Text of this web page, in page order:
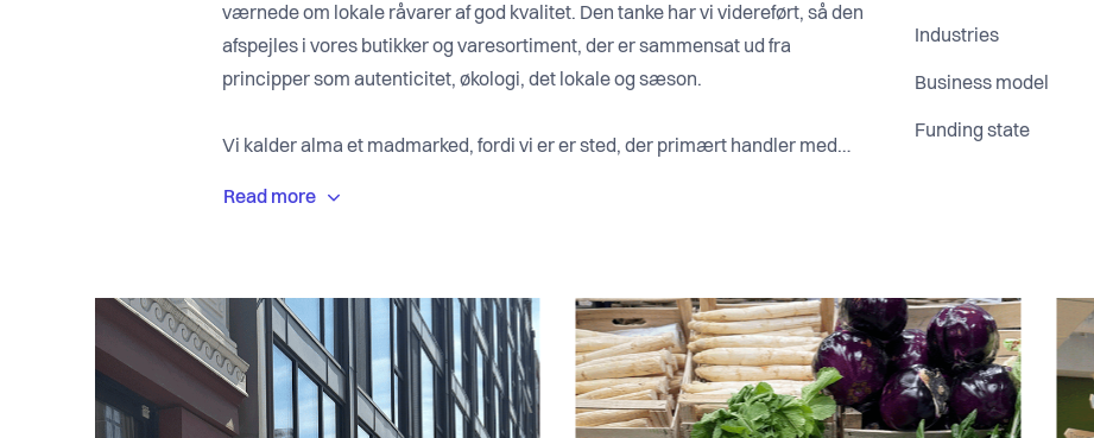
værnede om lokale råvarer af god kvalitet. Den tanke har vi videreført, så den
afspejles i vores butikker og varesortiment, der er sammensat ud fra
principper som autenticitet, økologi, det lokale og sæson.
Vi kalder alma et madmarked, fordi vi er er sted, der primært handler med
bedste, sundeste, grønneste kvalitetsvarer på tværs af alle kategorier, så
vores kunder får nemmere ved at træffe et bevidst valg, der er til glæde for
både dem selv og planeten.
Industries
Business model
Funding state